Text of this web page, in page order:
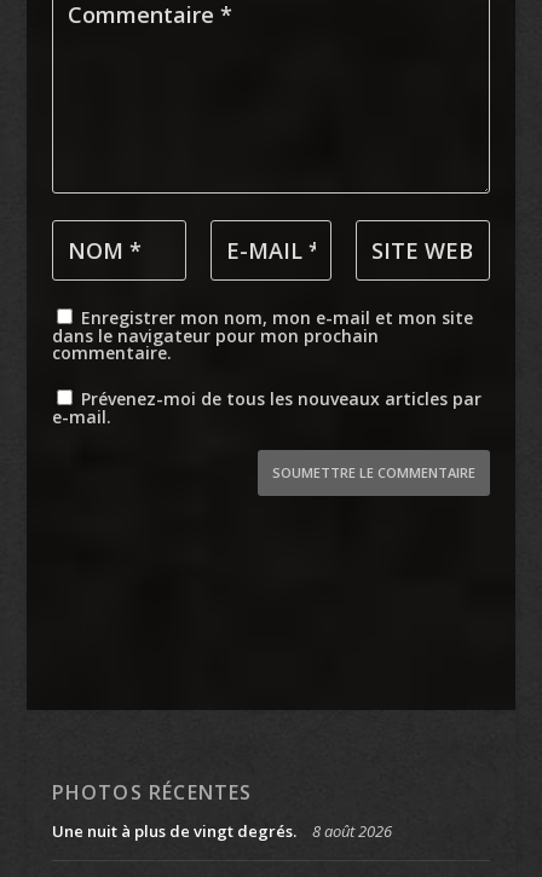
Enregistrer mon nom, mon e-mail et mon site
dans le navigateur pour mon prochain
commentaire.
Prévenez-moi de tous les nouveaux articles par
e-mail.
SOUMETTRE LE COMMENTAIRE
PHOTOS RÉCENTES
Une nuit à plus de vingt degrés. 8 août 2026